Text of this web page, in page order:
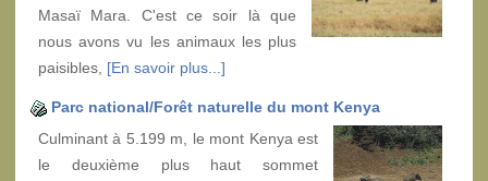
Masaï Mara. C'est ce soir là que
nous avons vu les animaux les plus
paisibles, [En savoir plus...]
Parc national/Forêt naturelle du mont Kenya
Culminant à 5.199 m, le mont Kenya est
le deuxième plus haut sommet